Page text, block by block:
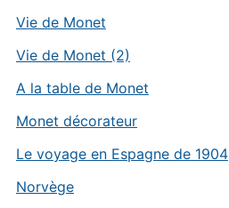
Vie de Monet
Vie de Monet (2)
A la table de Monet
Monet décorateur
Le voyage en Espagne de 1904
Norvège